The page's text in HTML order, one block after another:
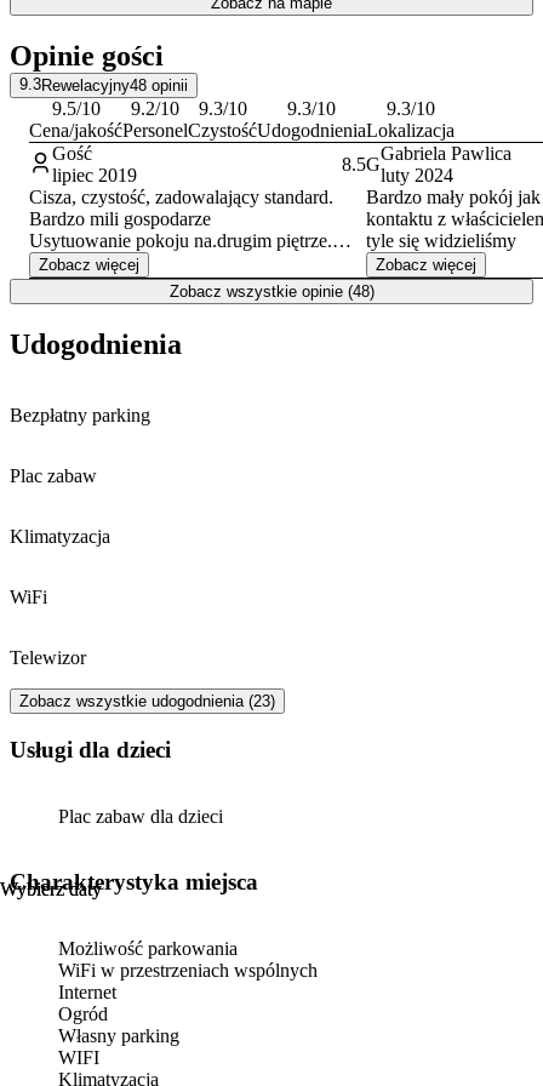
zmotoryzowanych. Goście mogą również korzystać z dostępu do
przyjazdu i kończy o 12:00 w dniu wyjazdu.
Opinie gości
9.3Rewelacyjny48 opinii
9.5/10
Cena/jakość
9.2/10
Personel
9.3/10
Czystość
9.3/10
Udogodnienia
9.3/10
Lokalizacja
Gość
lipiec 2019
8.5
Cisza, czystość, zadowalający standard.
Bardzo mili gospodarze
Usytuowanie pokoju na.drugim piętrze.
Czysta i obszerna kuchnia i jadalnia na
parterze Brak możliwości spacerów.Osoby
z implantami stawów biodrowych.
Zobacz więcej
G
Gabriela Pawlica
luty 2024
Bardzo mały pokój
kontaktu z
tyle się widzieliśmy
Zobacz więcej
Zobacz wszystkie opinie (48)
Wybierz daty
Wybierz daty
Udogodnienia
Bezpłatny parking
Plac zabaw
Klimatyzacja
WiFi
Telewizor
Zobacz wszystkie udogodnienia (23)
usługi dla dzieci
Plac zabaw dla dzieci
Charakterystyka miejsca
Możliwość parkowania
WiFi w przestrzeniach wspólnych
Internet
Ogród
Własny parking
WIFI
Klimatyzacja